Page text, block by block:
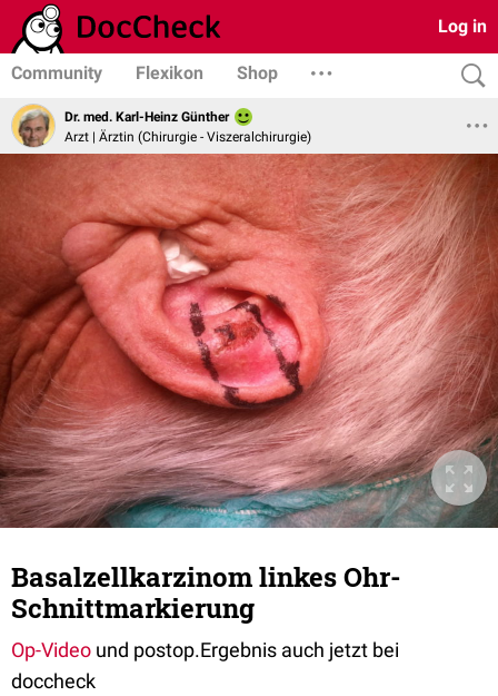
Log in
Community Flexikon Shop
Dr. med. Karl-Heinz Günther
Arzt | Ärztin (Chirurgie - Viszeralchirurgie)
Basalzellkarzinom linkes Ohr-
Schnittmarkierung
Op-Video und postop.Ergebnis auch jetzt bei
doccheck